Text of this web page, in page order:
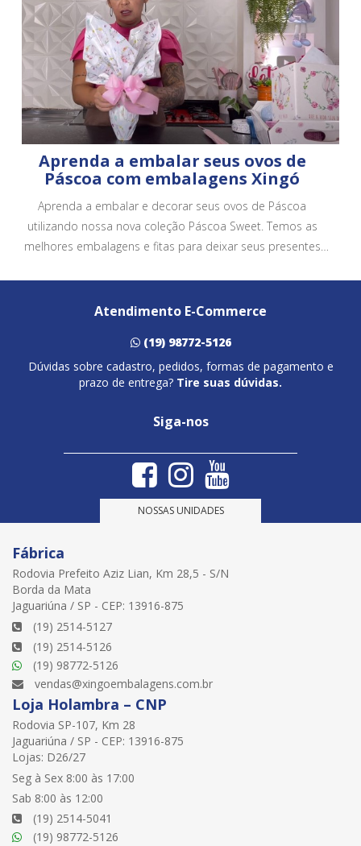
Aprenda a embalar seus ovos de
Páscoa com embalagens Xingó
Aprenda a embalar e decorar seus ovos de Páscoa
utilizando nossa nova coleção Páscoa Sweet. Temos as
melhores embalagens e fitas para deixar seus presentes
Atendimento E-Commerce
(19) 98772-5126
Dúvidas sobre cadastro, pedidos, formas de pagamento e
prazo de entrega? Tire suas dúvidas.
Siga-nos
NOSSAS UNIDADES
Fábrica
Rodovia Prefeito Aziz Lian, Km 28,5 - S/N
Borda da Mata
Jaguariúna / SP - CEP: 13916-875
(19) 2514-5127
(19) 2514-5126
(19) 98772-5126
vendas@xingoembalagens.com.br
Loja Holambra – CNP
Rodovia SP-107, Km 28
Jaguariúna / SP - CEP: 13916-875
Lojas: D26/27
Seg à Sex 8:00 às 17:00
Sab 8:00 às 12:00
(19) 2514-5041
(19) 98772-5126